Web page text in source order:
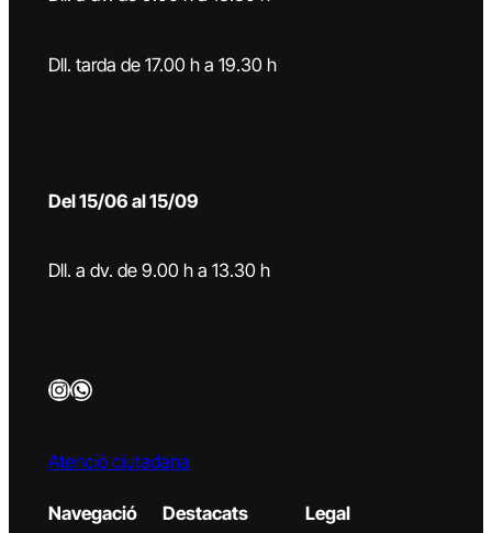
Dll. tarda de 17.00 h a 19.30 h
Del 15/06 al 15/09
Dll. a dv. de 9.00 h a 13.30 h
InstagramWhatsApp
Atenció ciutadana
Navegació Destacats Legal